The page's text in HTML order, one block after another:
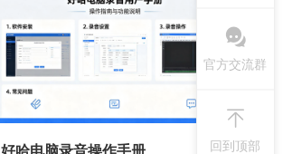
官方交流群
回到顶部